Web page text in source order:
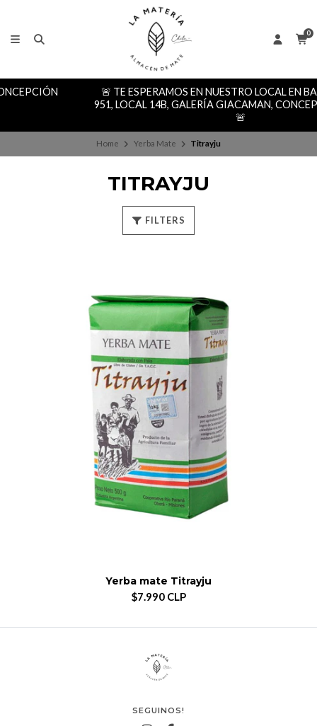
0
🚨 TE ESPERAMOS EN NUESTRO LOCAL EN BARROS ARANA
951, LOCAL 14B, GALERÍA GIACAMAN, CONCEPCIÓN CENTRO
Home Yerba Mate Titrayju
TITRAYJU
FILTERS
Yerba mate Titrayju
$7.990 CLP
SEGUINOS!